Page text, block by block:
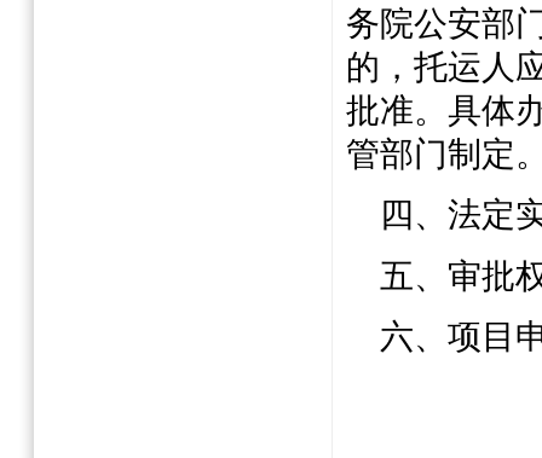
务院公安部
的，托运人
批准。具体
管部门制定
四、法定
五、审批
六、项目